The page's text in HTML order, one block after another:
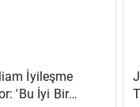
İyileşme
'Bu İyi Bir